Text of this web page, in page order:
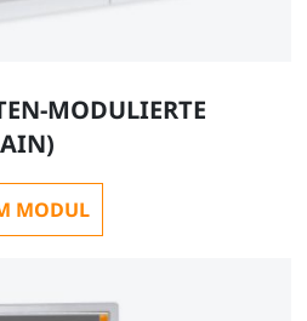
MODULIERTE
MODUL